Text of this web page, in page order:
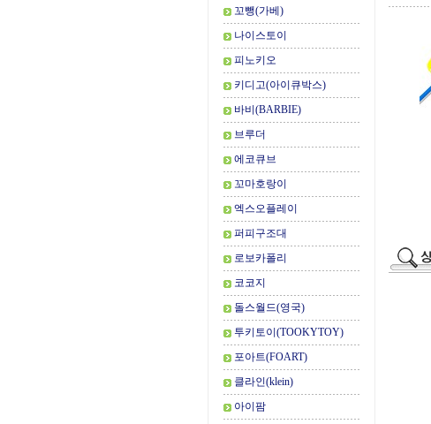
꼬뺑(가베)
나이스토이
피노키오
키디고(아이큐박스)
바비(BARBIE)
브루더
에코큐브
꼬마호랑이
엑스오플레이
퍼피구조대
로보카폴리
코코지
돌스월드(영국)
투키토이(TOOKYTOY)
포아트(FOART)
클라인(klein)
아이팜